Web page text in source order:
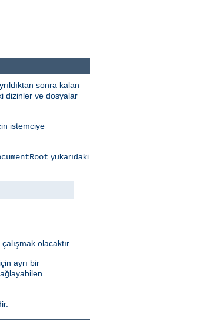
sonra kalan
dizinler ve dosyalar
istemciye
yukarıdaki
olacaktır.
ayrı bir